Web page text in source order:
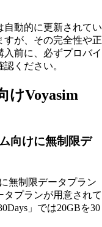
自動的に更新されてい
すが、その完全性や正
前に、必ずプロバイ
ください。
けVoyasim
向けに無制限デ
無制限データプラン
タプランが用意されて
」では20GBを30